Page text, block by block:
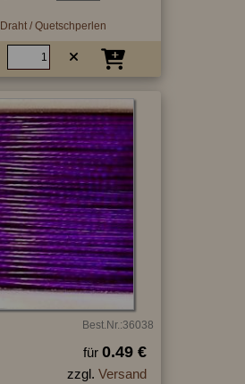
Draht / Quetschperlen
Best.Nr.:36038
für 0.49 €
zzgl. Versand